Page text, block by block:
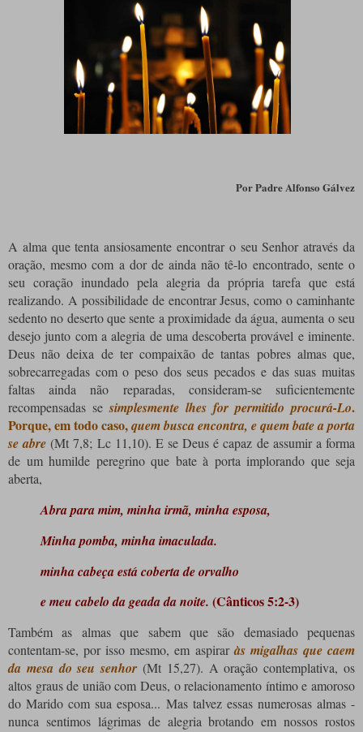
PorPadre Alfonso Gálvez
A alma que tenta ansiosamente encontrar o seu Senhor através da
oração, mesmo com a dor de ainda não tê-lo encontrado, sente o
seu coração inundado pela alegria da própria tarefa que está
realizando. A possibilidade de encontrar Jesus, como o caminhante
sedento no deserto que sente a proximidade da água, aumenta o seu
desejo junto com a alegria de uma descoberta provável e iminente.
Deus não deixa de ter compaixão de tantas pobres almas que,
sobrecarregadas com o peso dos seus pecados e das suas muitas
faltas ainda não reparadas, consideram-se suficientemente
recompensadas se simplesmente lhes for permitido procurá-Lo.
Porque, em todo caso,quem busca encontra, e quem bate a porta
se abre (Mt 7,8; ​​Lc 11,10). E se Deus é capaz de assumir a forma
de um humilde peregrino que bate à porta implorando que seja
aberta,
Abra para mim, minha irmã, minha esposa,
Minha pomba, minha imaculada.
minha cabeça está coberta de orvalho
e meu cabelo da geada da noite. (Cânticos 5:2-3)
Também as almas que sabem que são demasiado pequenas
contentam-se, por isso mesmo, em aspiraràs migalhas que caem
da mesa do seu senhor (Mt 15,27). A oração contemplativa, os
altos graus de união com Deus, o relacionamento íntimo e amoroso
do Marido com sua esposa... Mas talvez essas numerosas almas -
nunca sentimos lágrimas de alegria brotando em nossos rostos